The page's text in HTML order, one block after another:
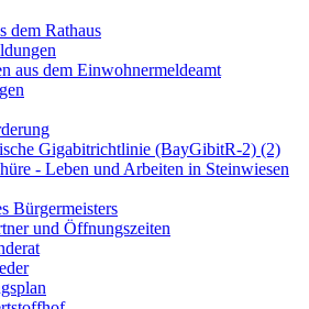
dem Rathaus
aus dem Einwohnermeldeamt
Gigabitrichtlinie (BayGibitR-2) (2)
- Leben und Arbeiten in Steinwiesen
Bürgermeisters
und Öffnungszeiten